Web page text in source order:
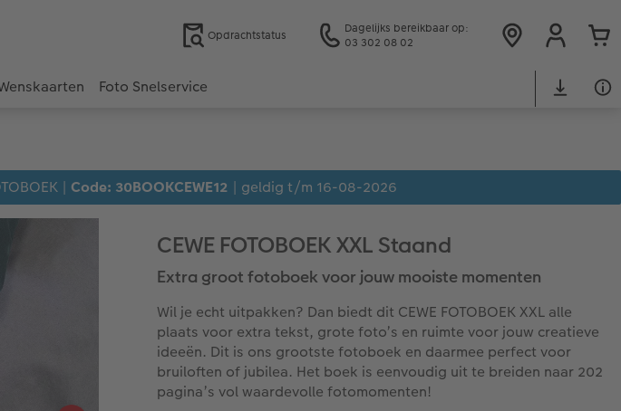
Opdrachtstatus
Dagelijks bereikbaar op:
03 302 08 02
Foto Snelservice
| Code: 30BOOKCEWE12 | geldig t/m 16-08-2026
CEWE FOTOBOEK XXL Staand
Extra groot fotoboek voor jouw mooiste momenten
Wil je echt uitpakken? Dan biedt dit CEWE FOTOBOEK XXL alle
plaats voor extra tekst, grote foto’s en ruimte voor jouw creatieve
ideeën. Dit is ons grootste fotoboek en daarmee perfect voor
bruiloften of jubilea. Het boek is eenvoudig uit te breiden naar 202
pagina’s vol waardevolle fotomomenten!